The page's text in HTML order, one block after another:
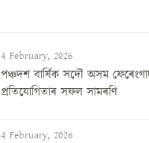
4 February, 2026
পঞ্চদশ বার্ষিক সদৌ অসম
প্রতিযোগিতাৰ সফল সামৰণি
4 February, 2026